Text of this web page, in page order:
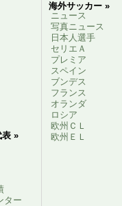
表 »
ター
海外サッカー »
ニュース
写真ニュース
日本人選手
セリエＡ
プレミア
スペイン
ブンデス
フランス
オランダ
ロシア
欧州ＣＬ
欧州ＥＬ